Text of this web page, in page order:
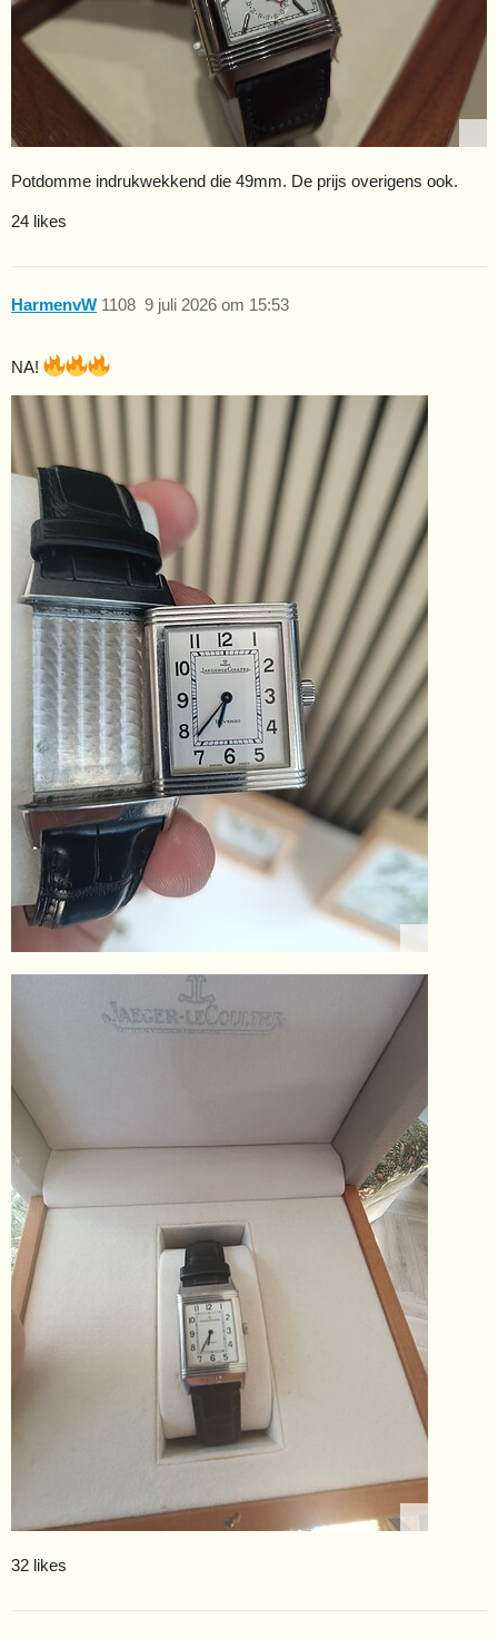
Potdomme indrukwekkend die 49mm. De prijs overigens ook.
24 likes
HarmenvW 9 juli 2026 om 15:53
1108
NA!
32 likes